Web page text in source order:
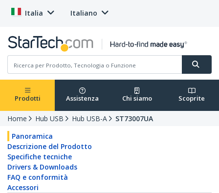
Italia Italiano
Prodotti Assistenza Chi siamo Scoprite
Home Hub USB Hub USB-A
ST73007UA
Panoramica
Descrizione del Prodotto
Specifiche tecniche
Drivers & Downloads
FAQ e conformità
Accessori